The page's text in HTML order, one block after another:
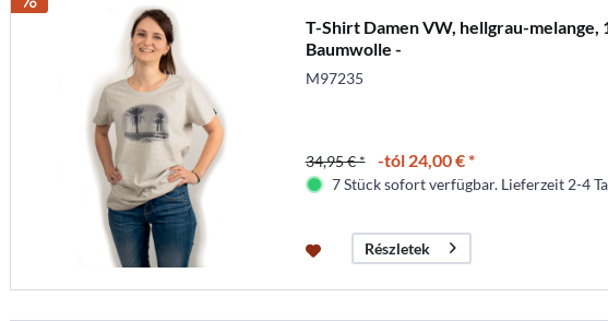
T-Shirt Damen VW, hellgrau-melange,
Baumwolle -
M97235
34,95 € * -tól 24,00 € *
7 Stück sofort verfügbar. Lieferzeit 2-4
Részletek